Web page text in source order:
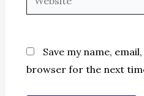
Save my name,
browser for the next